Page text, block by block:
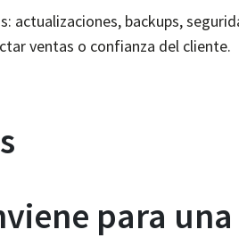
actualizaciones, backups,
ventas o confianza del cliente.
para